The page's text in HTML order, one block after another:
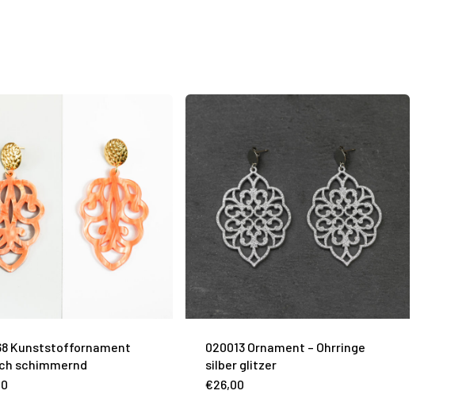
Kunststoffornament
schimmernd
020013 Ornament – Ohrringe
silber glitzer
€26,00